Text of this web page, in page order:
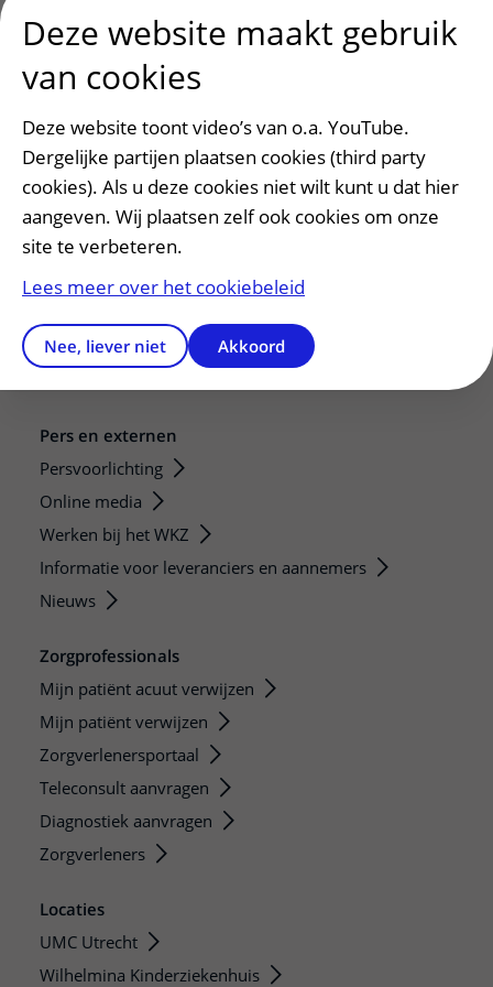
Patiëntenservice
Regels en rechten
Meedoen aan wetenschappelijk onderzoek
Clientenraad
Pers en externen
Persvoorlichting
Online media
Werken bij het WKZ
Informatie voor leveranciers en aannemers
Nieuws
Zorgprofessionals
Mijn patiënt acuut verwijzen
Mijn patiënt verwijzen
Zorgverlenersportaal
Teleconsult aanvragen
Diagnostiek aanvragen
Zorgverleners
Locaties
UMC Utrecht
Wilhelmina Kinderziekenhuis
Deze website maakt gebruik
van cookies
Deze website toont video’s van o.a. YouTube.
Dergelijke partijen plaatsen cookies (third party
cookies). Als u deze cookies niet wilt kunt u dat hier
aangeven. Wij plaatsen zelf ook cookies om onze
site te verbeteren.
Lees meer over het cookiebeleid
Nee, liever niet Akkoord